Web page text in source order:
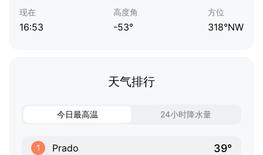
现在
16:53
高度角
-53°
方位
318°NW
天气排行
今日最高温 24小时降水量
1 Prado 39°